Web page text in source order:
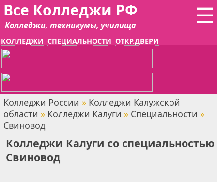
☰
Все Колледжи РФ
Колледжи, техникумы, училища
КОЛЛЕДЖИ СПЕЦИАЛЬНОСТИ ОТКР.ДВЕРИ
Колледжи России » Колледжи Калужской
области » Колледжи Калуги » Специальности »
Свиновод
Колледжи Калуги со специальностью
Свиновод